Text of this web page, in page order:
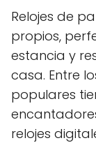
Relojes de
propios,
estancia y
casa. Entre
populares
relojes